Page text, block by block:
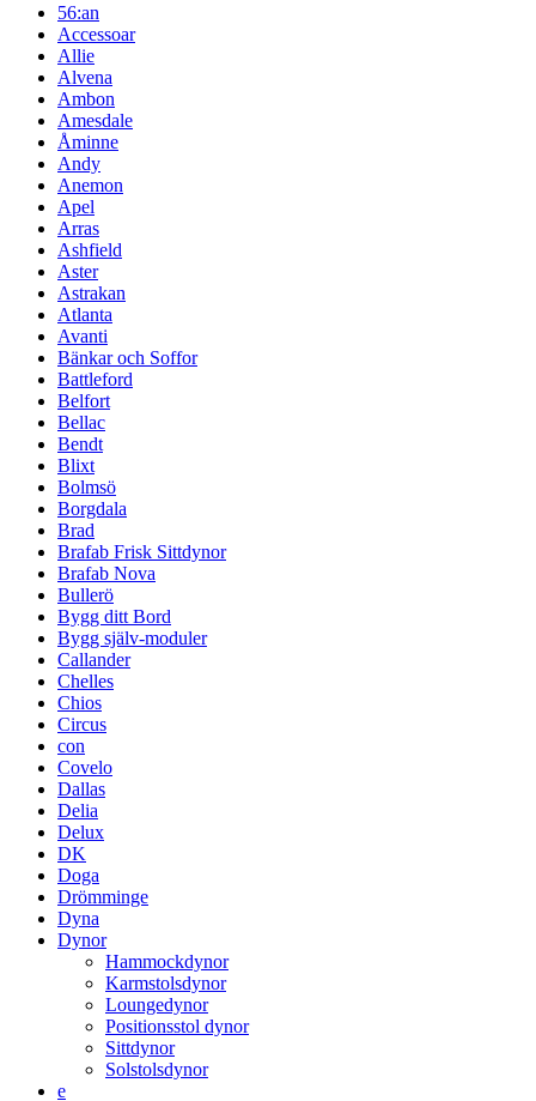
56:an
Accessoar
Allie
Alvena
Ambon
Amesdale
Åminne
Andy
Anemon
Apel
Arras
Ashfield
Aster
Astrakan
Atlanta
Avanti
Bänkar och Soffor
Battleford
Belfort
Bellac
Bendt
Blixt
Bolmsö
Borgdala
Brad
Brafab Frisk Sittdynor
Brafab Nova
Bullerö
Bygg ditt Bord
Bygg själv-moduler
Callander
Chelles
Chios
Circus
con
Covelo
Dallas
Delia
Delux
DK
Doga
Drömminge
Dyna
Dynor
Hammockdynor
Karmstolsdynor
Loungedynor
Positionsstol dynor
Sittdynor
Solstolsdynor
e